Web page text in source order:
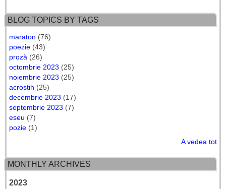
BLOG TOPICS BY TAGS
maraton (76)
poezie (43)
proză (26)
octombrie 2023 (25)
noiembrie 2023 (25)
acrostih (25)
decembrie 2023 (17)
septembrie 2023 (7)
eseu (7)
pozie (1)
A vedea tot
MONTHLY ARCHIVES
2023